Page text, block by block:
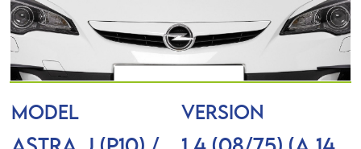
MODEL VERSION